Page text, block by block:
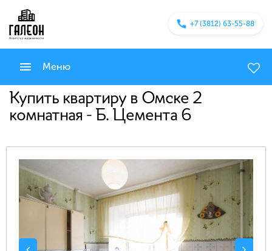
+7 (3812) 63-55-88
Меню
Купить квартиру в Омске 2
комнатная - Б. Цемента 6